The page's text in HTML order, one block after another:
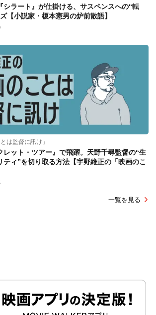
シラート』が仕掛ける、サスペンスへの“転
【小説家・榎本憲男の炉前散語】
は監督に訊け」
レット・ツアー』で飛躍。天野千尋監督の“生
ティ”を切り取る方法【宇野維正の「映画のこ
一覧を見る